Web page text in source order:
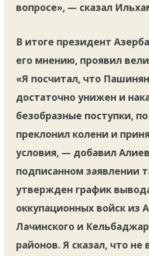
вопросе», — сказал
В итоге президент
его мнению, проявил
«Я посчитал, что
достаточно унижен и
безобразные поступки,
преклонил колени и
условия, — добавил
подписанном заявлении
утвержден график
оккупационных войск из
Лачинского и
районов. Я сказал, что